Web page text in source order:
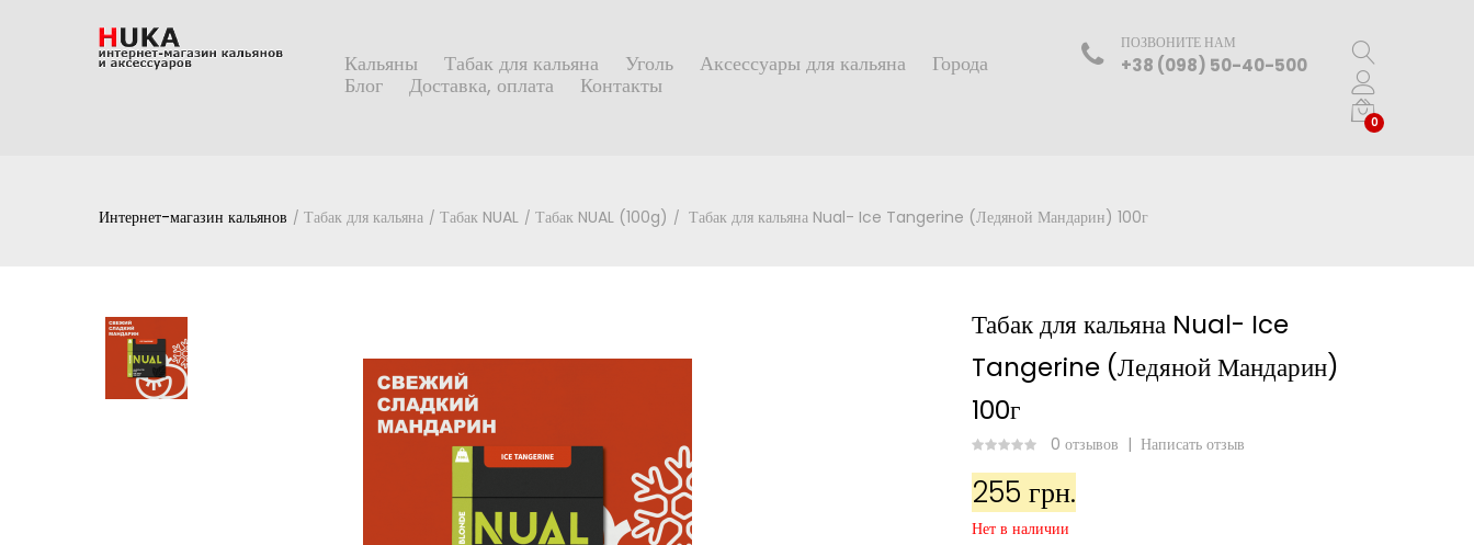
Кальяны Табак для кальяна Уголь Аксессуары для кальяна
Города
Блог
Доставка, оплата Контакты
ПОЗВОНИТЕ НАМ
+38 (098) 50-40-500
0
Интернет-магазин кальянов Табак для кальяна Табак NUAL Табак NUAL (100g) Табак для кальяна Nual- Ice Tangerine (Ледяной Мандарин) 100г
Табак для кальяна Nual- Ice
Tangerine (Ледяной Мандарин)
100г
0 отзывов | Написать отзыв
255 грн.
Нет в наличии